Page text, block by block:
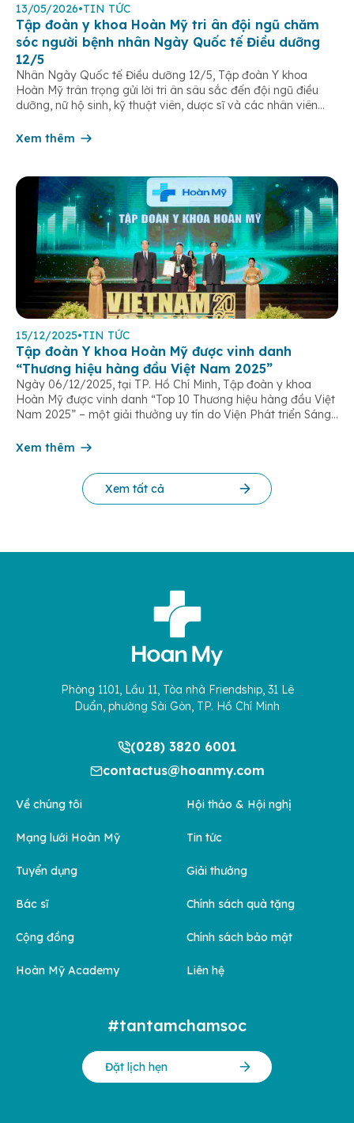
13/05/2026•TIN TỨC
Tập đoàn y khoa Hoàn Mỹ tri ân đội ngũ chăm
sóc người bệnh nhân Ngày Quốc tế Điều dưỡng
12/5
Nhân Ngày Quốc tế Điều dưỡng 12/5, Tập đoàn Y khoa
Hoàn Mỹ trân trọng gửi lời tri ân sâu sắc đến đội ngũ điều
dưỡng, nữ hộ sinh, kỹ thuật viên, dược sĩ và các nhân viên
âm thầm đồng hành trên […]
Xem thêm
15/12/2025•TIN TỨC
Tập đoàn Y khoa Hoàn Mỹ được vinh danh
“Thương hiệu hàng đầu Việt Nam 2025”
Ngày 06/12/2025, tại TP. Hồ Chí Minh, Tập đoàn y khoa
Hoàn Mỹ được vinh danh “Top 10 Thương hiệu hàng đầu Việt
Nam 2025” – một giải thưởng uy tín do Viện Phát triển Sáng
cứu Phát triển Doanh nghiệp Châu Á […]
Xem thêm
Xem tất cả
Phòng 1101, Lầu 11, Tòa nhà Friendship, 31 Lê
Duẩn, phường Sài Gòn, TP. Hồ Chí Minh
(028) 3820 6001
contactus@hoanmy.com
Về chúng tôi
Mạng lưới Hoàn Mỹ
Tuyển dụng
Bác sĩ
Cộng đồng
Hoàn Mỹ Academy
Hội thảo & Hội nghị
Tin tức
Giải thưởng
Chính sách quà tặng
Chính sách bảo mật
Liên hệ
#tantamchamsoc
Đặt lịch hẹn